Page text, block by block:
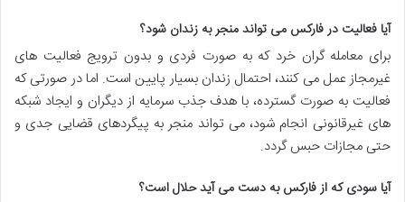
آیا فعالیت در فارکس می تواند منجر به زندان شود؟
برای معامله گران خرد که به صورت فردی و بدون ترویج فعالیت های
غیرمجاز عمل می کنند، احتمال زندان بسیار پایین است. اما در صورتی که
فعالیت به صورت گسترده، با هدف جذب سرمایه از دیگران و ایجاد شبکه
های غیرقانونی انجام شود، می تواند منجر به پیگردهای قضایی جدی و
حتی مجازات حبس گردد.
آیا سودی که از فارکس به دست می آید حلال است؟